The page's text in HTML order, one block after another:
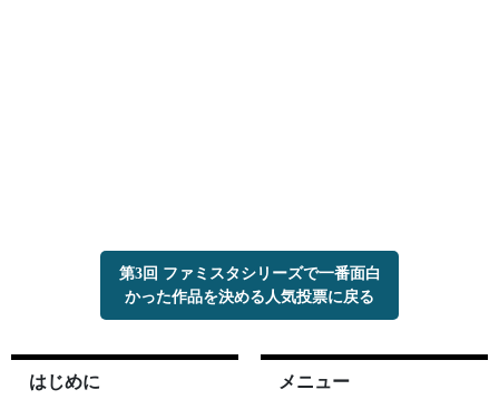
第3回 ファミスタシリーズで一番面白
かった作品を決める人気投票に戻る
はじめに メニュー